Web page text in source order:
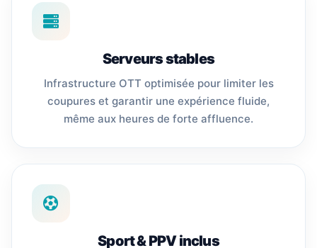
Serveurs stables
Infrastructure OTT optimisée pour limiter les
coupures et garantir une expérience fluide,
même aux heures de forte affluence.
Sport & PPV inclus